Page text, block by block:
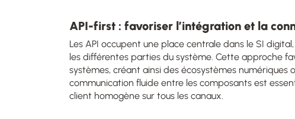
API-first : favoriser l’intégration et la
Les API occupent une place centrale dans le SI
les différentes parties du système. Cette approche
systèmes, créant ainsi des écosystèmes numériques
communication fluide entre les composants est
client homogène sur tous les canaux.